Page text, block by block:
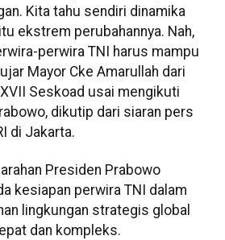
Kita tahu sendiri dinamika
ekstrem perubahannya. Nah,
perwira TNI harus mampu
Mayor Cke Amarullah dari
Seskoad usai mengikuti
dikutip dari siaran pers
di Jakarta.
Presiden Prabowo
kesiapan perwira TNI dalam
lingkungan strategis global
dan kompleks.